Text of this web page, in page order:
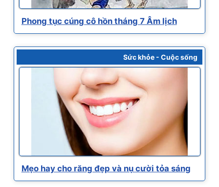
Phong tục cúng cô hồn tháng 7 Âm lịch
Sức khỏe - Cuộc sống
Mẹo hay cho răng đẹp và nụ cười tỏa sáng